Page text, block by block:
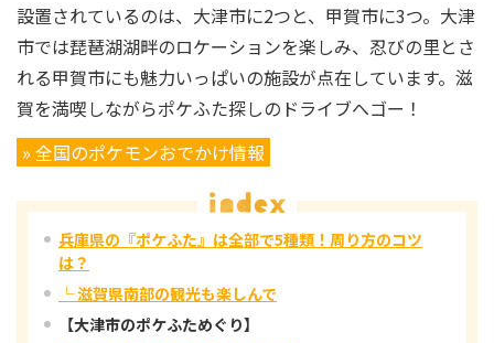
設置されているのは、大津市に2つと、甲賀市に3つ。大津
市では琵琶湖湖畔のロケーションを楽しみ、忍びの里とさ
れる甲賀市にも魅力いっぱいの施設が点在しています。滋
賀を満喫しながらポケふた探しのドライブへゴー！
» 全国のポケモンおでかけ情報
兵庫県の『ポケふた』は全部で5種類！周り方のコツ
は？
└ 滋賀県南部の観光も楽しんで
【大津市のポケふためぐり】